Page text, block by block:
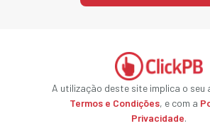
A utilização deste site implica o seu
Termos e Condições, e com a
Privacidade.